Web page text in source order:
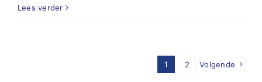
Lees verder
1 2 Volgende